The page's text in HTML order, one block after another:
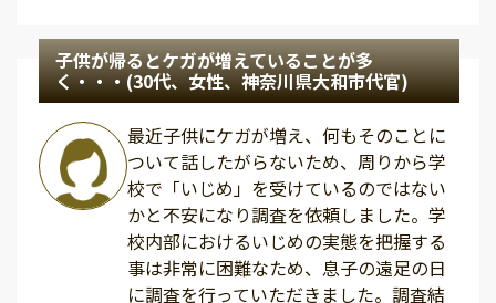
子供が帰るとケガが増えていることが多
く・・・(30代、女性、神奈川県大和市代官)
最近子供にケガが増え、何もそのことに
ついて話したがらないため、周りから学
校で「いじめ」を受けているのではない
かと不安になり調査を依頼しました。学
校内部におけるいじめの実態を把握する
事は非常に困難なため、息子の遠足の日
に調査を行っていただきました。調査結